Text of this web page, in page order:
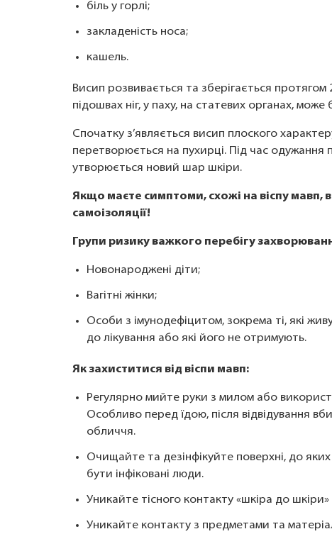
біль у горлі;
закладеність носа;
кашель.
Висип розвивається та зберігається
підошвах ніг, у паху, на статевих органах, може
Спочатку з’являється висип плоского
перетворюється на пухирці. Під час одужання
утворюється новий шар шкіри.
Якщо маєте симптоми, схожі на віспу мавп,
самоізоляції!
Групи ризику важкого перебігу
Новонароджені діти;
Вагітні жінки;
Особи з імунодефіцитом, зокрема ті, які
до лікування або які його не отримують.
Як захиститися від віспи мавп:
Регулярно мийте руки з милом або
Особливо перед їдою, після відвідування
обличчя.
Очищайте та дезінфікуйте поверхні, до
бути інфіковані люди.
Уникайте тісного контакту «шкіра до
Уникайте контакту з предметами та